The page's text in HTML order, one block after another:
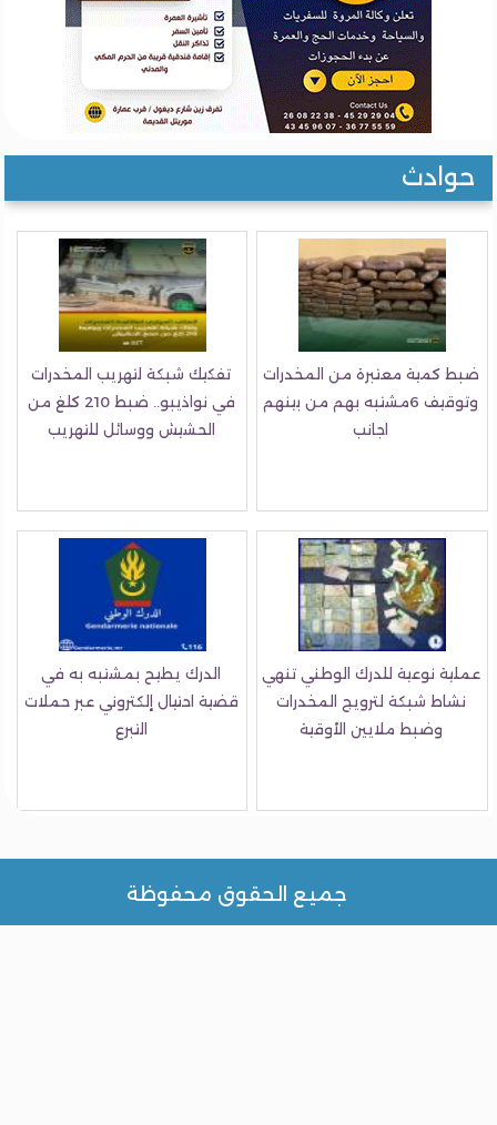
كمية معتبرة من المخدرات
وتوقيف 6مشتبه بهم من بينهم
تفكيك شبكة لتهريب المخدرات
في نواذيبو.. ضبط 210 كلغ من
الحشيش ووسائل للتهريب
نوعية للدرك الوطني تنهي
شبكة لترويج المخدرات
وضبط ملايين الأوقية
الدرك يطيح بمشتبه به في
قضية احتيال إلكتروني عبر حملات
جميع الحقوق محفوظة